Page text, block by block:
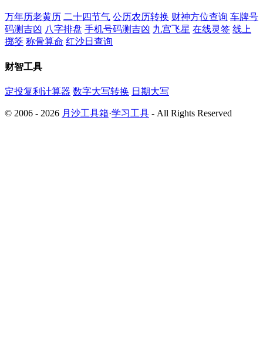
万年历老黄历 二十四节气 公历农历转换 财神方位查询 车牌号
码测吉凶 八字排盘 手机号码测吉凶 九宫飞星 在线灵签 线上
掷筊 称骨算命 红沙日查询
财智工具
定投复利计算器 数字大写转换 日期大写
© 2006 - 2026 月沙工具箱·学习工具 - All Rights Reserved